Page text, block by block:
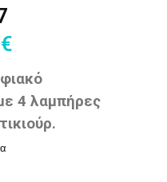
€
4 λαμπήρες